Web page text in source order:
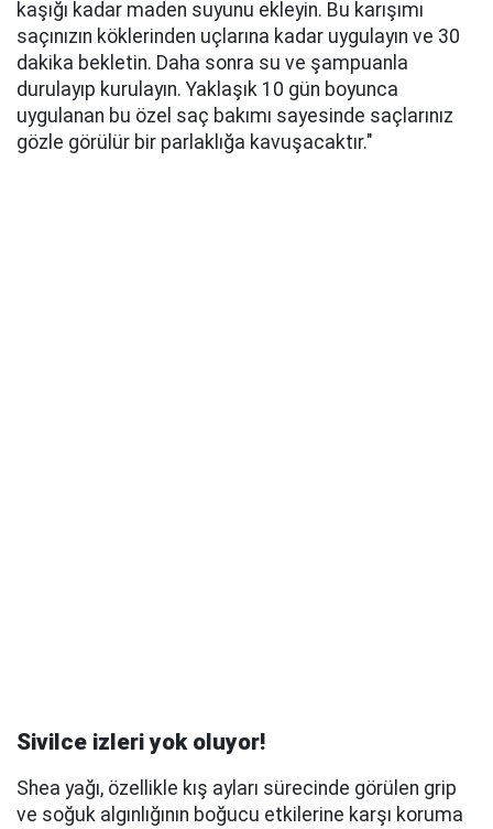
kaşığı kadar maden suyunu ekleyin. Bu karışımı
saçınızın köklerinden uçlarına kadar uygulayın ve 30
dakika bekletin. Daha sonra su ve şampuanla
durulayıp kurulayın. Yaklaşık 10 gün boyunca
uygulanan bu özel saç bakımı sayesinde saçlarınız
gözle görülür bir parlaklığa kavuşacaktır."
Sivilce izleri yok oluyor!
Shea yağı, özellikle kış ayları sürecinde görülen grip
ve soğuk algınlığının boğucu etkilerine karşı koruma